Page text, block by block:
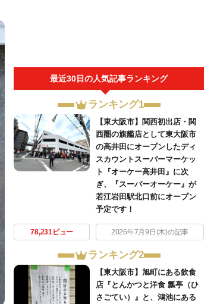
最近30日の人気記事ランキング
ランキング1
【東大阪市】関西初出店・関
西圏の旗艦店として東大阪市
の高井田にオープンしたディ
スカウントスーパーマーケッ
ト『オーケー高井田』に次
ぎ、『スーパーオーケー』が
若江岩田駅北口前にオープン
予定です！
78,231ビュー 2026年7月9日(木)の記事
ランキング2
【東大阪市】旭町にある飲食
店『とんかつと洋食 瓢亭（ひ
さごてい）』と、鴻池にある